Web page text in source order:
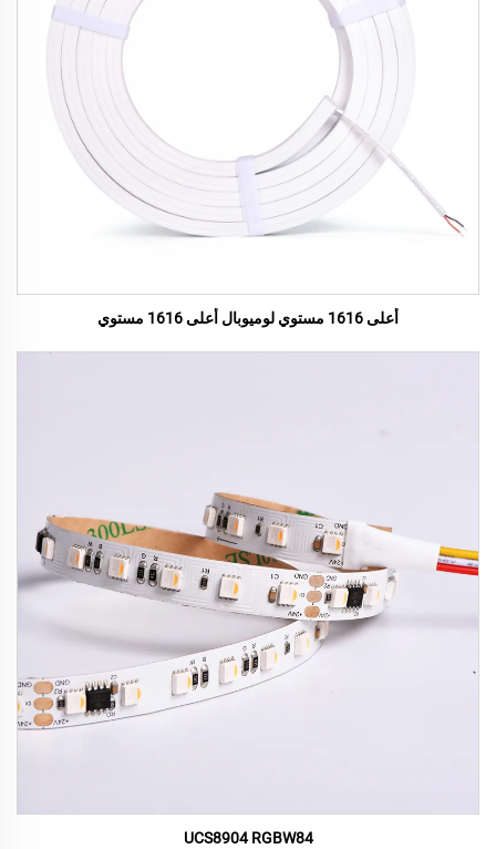
أعلى 1616 مستوي لوميوبال أعلى 1616 مستوي
UCS8904 RGBW84